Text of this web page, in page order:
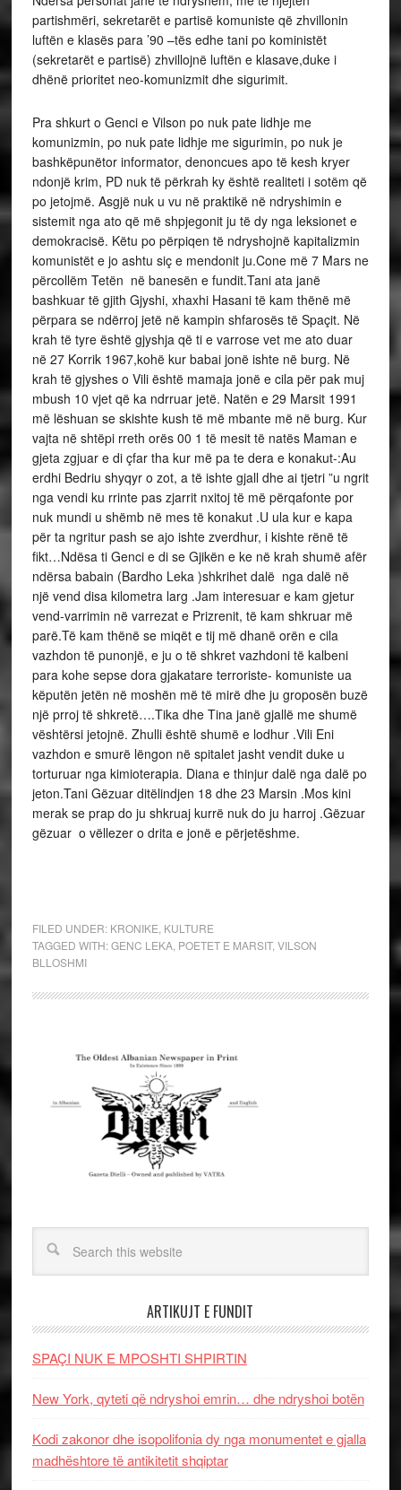
partishmëri, sekretarët e partisë komuniste që zhvillonin
luftën e klasës para ’90 –tës edhe tani po koministët
(sekretarët e partisë) zhvillojnë luftën e klasave,duke i
dhënë prioritet neo-komunizmit dhe sigurimit.
Pra shkurt o Genci e Vilson po nuk pate lidhje me
komunizmin, po nuk pate lidhje me sigurimin, po nuk je
bashkëpunëtor informator, denoncues apo të kesh kryer
ndonjë krim, PD nuk të përkrah ky është realiteti i sotëm që
po jetojmë. Asgjë nuk u vu në praktikë në ndryshimin e
sistemit nga ato që më shpjegonit ju të dy nga leksionet e
demokracisë. Këtu po përpiqen të ndryshojnë kapitalizmin
komunistët e jo ashtu siç e mendonit ju.Cone më 7 Mars ne
përcollëm Tetën në banesën e fundit.Tani ata janë
bashkuar të gjith Gjyshi, xhaxhi Hasani të kam thënë më
përpara se ndërroj jetë në kampin shfarosës të Spaçit. Në
krah të tyre është gjyshja që ti e varrose vet me ato duar
në 27 Korrik 1967,kohë kur babai jonë ishte në burg. Në
krah të gjyshes o Vili është mamaja jonë e cila për pak muj
mbush 10 vjet që ka ndrruar jetë. Natën e 29 Marsit 1991
më lëshuan se skishte kush të më mbante më në burg. Kur
vajta në shtëpi rreth orës 00 1 të mesit të natës Maman e
gjeta zgjuar e di çfar tha kur më pa te dera e konakut-:Au
erdhi Bedriu shyqyr o zot, a të ishte gjall dhe ai tjetri ”u ngrit
nga vendi ku rrinte pas zjarrit nxitoj të më përqafonte por
nuk mundi u shëmb në mes të konakut .U ula kur e kapa
për ta ngritur pash se ajo ishte zverdhur, i kishte rënë të
fikt…Ndësa ti Genci e di se Gjikën e ke në krah shumë afër
ndërsa babain (Bardho Leka )shkrihet dalë nga dalë në
një vend disa kilometra larg .Jam interesuar e kam gjetur
vend-varrimin në varrezat e Prizrenit, të kam shkruar më
parë.Të kam thënë se miqët e tij më dhanë orën e cila
vazhdon të punonjë, e ju o të shkret vazhdoni të kalbeni
para kohe sepse dora gjakatare terroriste- komuniste ua
këputën jetën në moshën më të mirë dhe ju groposën buzë
një prroj të shkretë….Tika dhe Tina janë gjallë me shumë
vështërsi jetojnë. Zhulli është shumë e lodhur .Vili Eni
vazhdon e smurë lëngon në spitalet jasht vendit duke u
torturuar nga kimioterapia. Diana e thinjur dalë nga dalë po
jeton.Tani Gëzuar ditëlindjen 18 dhe 23 Marsin .Mos kini
merak se prap do ju shkruaj kurrë nuk do ju harroj .Gëzuar
gëzuar o vëllezer o drita e jonë e përjetëshme.
FILED UNDER: KRONIKE KULTURE
TAGGED WITH:GENC LEKA, POETET E MARSIT, VILSON
BLLOSHMI
ARTIKUJT E FUNDIT
SPAÇI NUK E MPOSHTI SHPIRTIN
New York, qyteti që ndryshoi emrin… dhe ndryshoi botën
Kodi zakonor dhe isopolifonia dy nga monumentet e gjalla
madhështore të antikitetit shqiptar